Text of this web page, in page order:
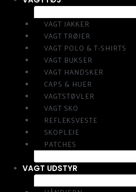
VAGT JAKKER
VAGT TRØJER
VAGT POLO & T-SHIRTS
VAGT BUKSER
VAGT HANDSKER
CAPS & HUER
VAGTSTØVLER
VAGT SKO
REFLEKSVESTE
SKOPLEJE
PATCHES
VAGT UDSTYR